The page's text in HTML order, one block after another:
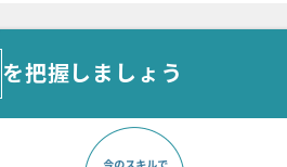
を把握しましょう